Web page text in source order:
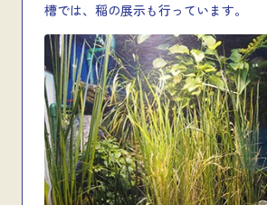
槽では、稲の展示も行っています。